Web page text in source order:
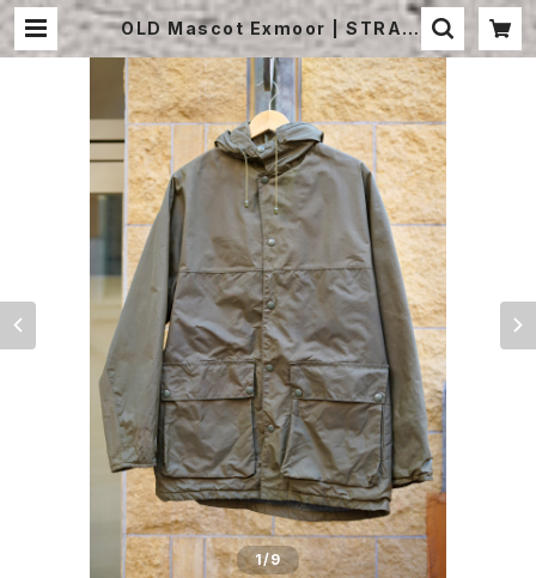
OLD Mascot Exmoor | STRAY
SHEEP ONLINE
1/9